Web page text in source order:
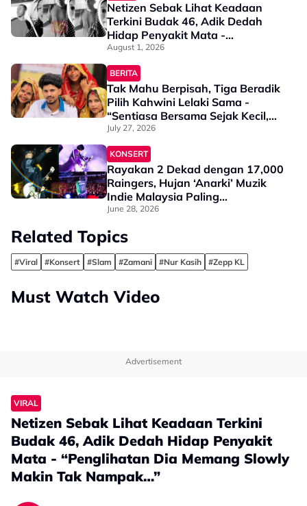
Netizen Sebak Lihat Keadaan
Terkini Budak 46, Adik Dedah
Hidap Penyakit Mata -
“Penglihatan Dia Memang Slowly
Makin Tak Nampak…”
August 1, 2026
BERITA
Tak Mahu Berpisah, Tiga Beradik
Pilih Kahwini Lelaki Sama -
“Sentiasa Bersama Sejak Kecil,
Tak Dapat Bayangkan Hidup
Berjauhan”
July 27, 2026
KONSERT
Rayakan 2 Dekad dengan 17,000
Raingers, Hujan ‘Anarki’ Muzik
Indie Malaysia Paling
Berpengaruh Dekad Ini
June 28, 2026
Related Topics
#Viral #Konsert #Slam #Zamani #Nur Kasih #Zepp KL
Must Watch Video
Advertisement
VIRAL
Netizen Sebak Lihat Keadaan Terkini
Budak 46, Adik Dedah Hidap Penyakit
Mata - “Penglihatan Dia Memang Slowly
Makin Tak Nampak…”